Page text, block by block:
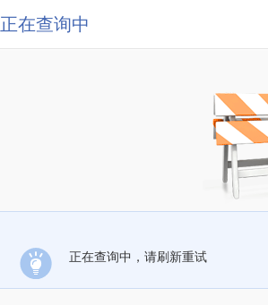
正在查询中
正在查询中，请刷新重试